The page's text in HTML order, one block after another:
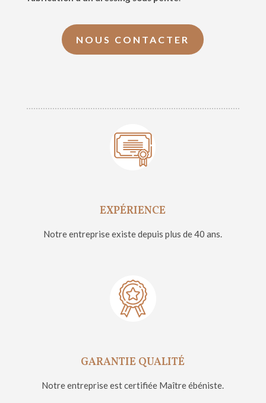
NOUS CONTACTER
EXPÉRIENCE
Notre entreprise existe depuis plus de 40 ans.
GARANTIE QUALITÉ
Notre entreprise est certifiée Maître ébéniste.